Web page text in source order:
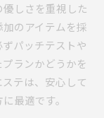
しさを重視した
のアイテムを採
パッチテストや
ランかどうかを
テは、安心して
最適です。